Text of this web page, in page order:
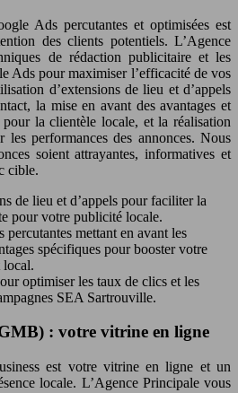
Ads percutantes et optimisées est
des clients potentiels. L’Agence
de rédaction publicitaire et les
Ads pour maximiser l’efficacité de vos
d’extensions de lieu et d’appels
la mise en avant des avantages et
la clientèle locale, et la réalisation
performances des annonces. Nous
soient attrayantes, informatives et
cible.
de lieu et d’appels pour faciliter la
pour votre publicité locale.
percutantes mettant en avant les
spécifiques pour booster votre
local.
optimiser les taux de clics et les
SEA Sartrouville.
: votre vitrine en ligne
est votre vitrine en ligne et un
locale. L’Agence Principale vous